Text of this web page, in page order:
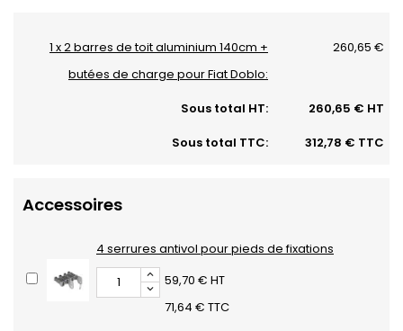
1 x 2 barres de toit aluminium 140cm +
butées de charge pour Fiat Doblo:
260,65 €
Sous total HT:
260,65 € HT
Sous total TTC:
312,78 € TTC
Accessoires
4 serrures antivol pour pieds de fixations
59,70 € HT
71,64 € TTC